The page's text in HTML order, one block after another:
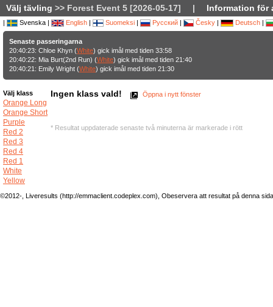
Välj tävling >> Forest Event 5 [2026-05-17] | Information för
| Svenska | English | Suomeksi | Русский | Česky | Deutsch |
Senaste passeringarna
20:40:23: Chloe Khyn (White) gick imål med tiden 33:58
20:40:22: Mia Burt(2nd Run) (White) gick imål med tiden 21:40
20:40:21: Emily Wright (White) gick imål med tiden 21:30
Välj klass
Orange Long
Orange Short
Purple
Red 2
Red 3
Red 4
Red 1
White
Yellow
Ingen klass vald! Öppna i nytt fönster
* Resultat uppdaterade senaste två minuterna är markerade i rött
©2012-, Liveresults (http://emmaclient.codeplex.com), Obeservera att resultat på denna